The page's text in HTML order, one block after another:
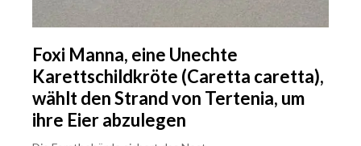
Foxi Manna, eine Unechte
Karettschildkröte (Caretta caretta),
wählt den Strand von Tertenia, um
ihre Eier abzulegen